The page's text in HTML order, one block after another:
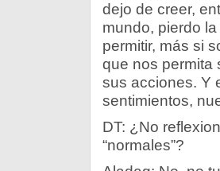
dejo de creer,
mundo, pierdo
permitir, más si
que nos permita
sus acciones. Y
sentimientos,
DT: ¿No
“normales”?